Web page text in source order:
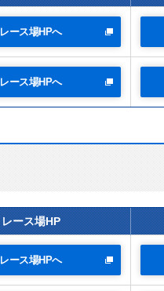
レース場HPへ
レース場HPへ
レース場HP
レース場HPへ